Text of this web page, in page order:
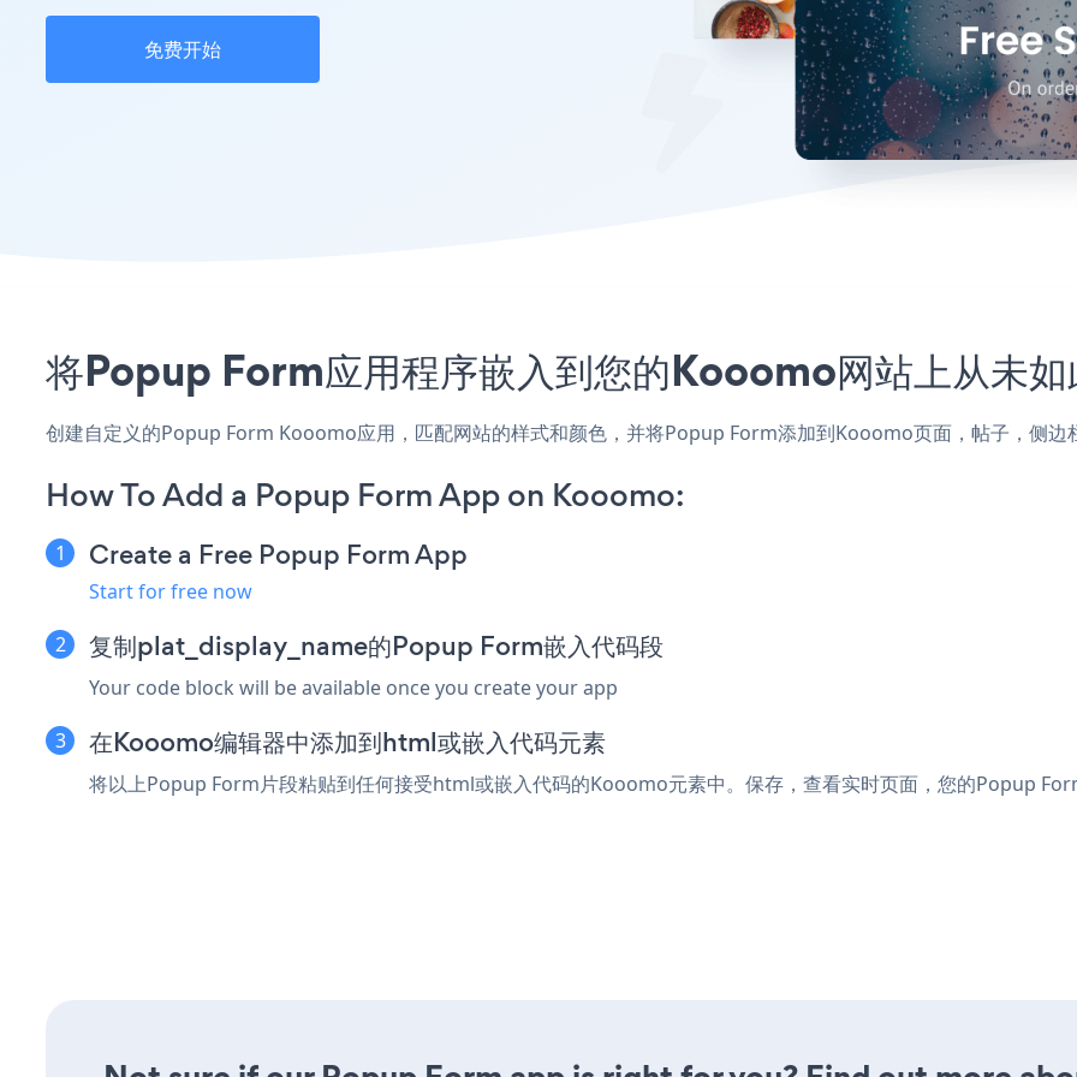
免费开始
将Popup Form应用程序嵌入到您的Kooomo网站上从未如
创建自定义的Popup Form Kooomo应用，匹配网站的样式和颜色，并将Popup Form添加到Kooomo页面，帖子，侧边
How To Add a Popup Form App on Kooomo:
Create a Free Popup Form App
Start for free now
复制plat_display_name的Popup Form嵌入代码段
Your code block will be available once you create your app
在Kooomo编辑器中添加到html或嵌入代码元素
将以上Popup Form片段粘贴到任何接受html或嵌入代码的Kooomo元素中。保存，查看实时页面，您的Popup